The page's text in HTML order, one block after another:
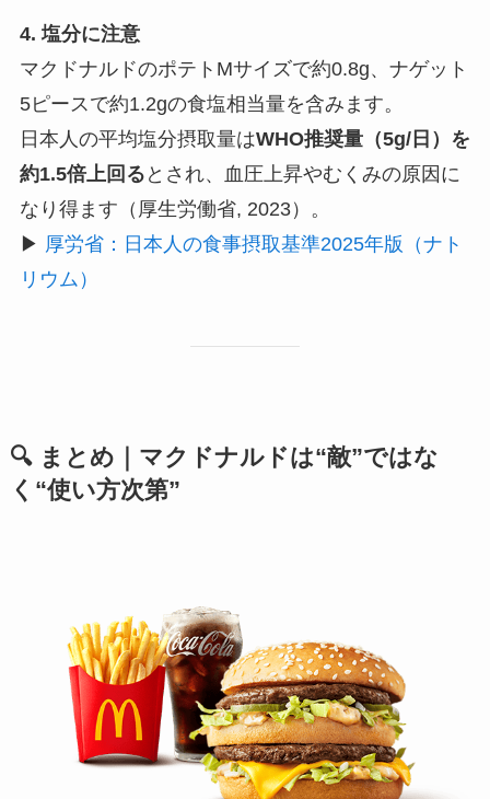
4. 塩分に注意
マクドナルドのポテトMサイズで約0.8g、ナゲット
5ピースで約1.2gの食塩相当量を含みます。
日本人の平均塩分摂取量はWHO推奨量（5g/日）を
約1.5倍上回る とされ、血圧上昇やむくみの原因に
なり得ます（厚生労働省, 2023）。
▶ 厚労省：日本人の食事摂取基準2025年版（ナト
リウム）
🔍 まとめ｜マクドナルドは“敵”ではな
く“使い方次第”